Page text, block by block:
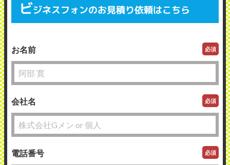
ビジネスフォンのお見積り依頼はこちら
お名前 必須
会社名 必須
電話番号 必須